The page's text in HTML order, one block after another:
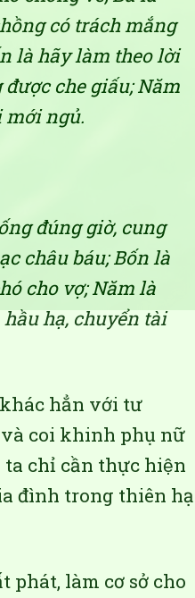
có trách mắng
là hãy làm theo lời
che giấu; Năm
mới ngủ.
đúng giờ, cung
châu báu; Bốn là
cho vợ; Năm là
hạ, chuyển tài
hẳn với tư
và coi khinh phụ nữ
ta chỉ cần thực hiện
đình trong thiên hạ
phát, làm cơ sở cho